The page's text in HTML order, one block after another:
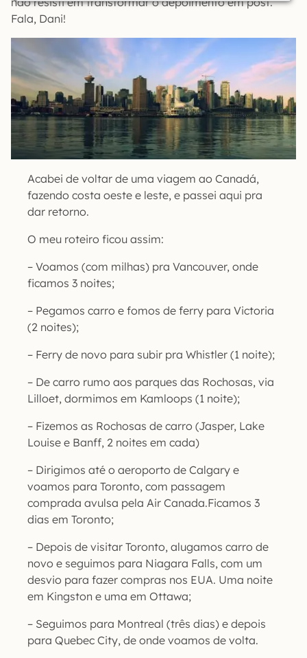
Fala, Dani!
Acabei de voltar de uma viagem ao Canadá,
fazendo costa oeste e leste, e passei aqui pra
dar retorno.
O meu roteiro ficou assim:
– Voamos (com milhas) pra Vancouver, onde
ficamos 3 noites;
– Pegamos carro e fomos de ferry para Victoria
(2 noites);
– Ferry de novo para subir pra Whistler (1 noite);
– De carro rumo aos parques das Rochosas, via
Lilloet, dormimos em Kamloops (1 noite);
– Fizemos as Rochosas de carro (Jasper, Lake
Louise e Banff, 2 noites em cada)
– Dirigimos até o aeroporto de Calgary e
voamos para Toronto, com passagem
comprada avulsa pela Air Canada.Ficamos 3
dias em Toronto;
– Depois de visitar Toronto, alugamos carro de
novo e seguimos para Niagara Falls, com um
desvio para fazer compras nos EUA. Uma noite
em Kingston e uma em Ottawa;
– Seguimos para Montreal (três dias) e depois
para Quebec City, de onde voamos de volta.